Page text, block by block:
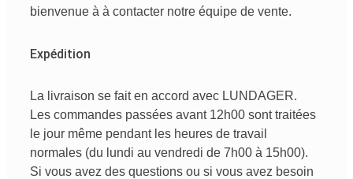
bienvenue à à contacter notre équipe de vente.
Expédition
La livraison se fait en accord avec LUNDAGER.
Les commandes passées avant 12h00 sont traitées
le jour même pendant les heures de travail
normales (du lundi au vendredi de 7h00 à 15h00).
Si vous avez des questions ou si vous avez besoin